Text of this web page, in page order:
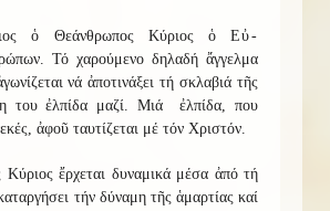
ὁ Θεάνθρωπος Κύριος ὁ Εὐ-
Τό χαρούμενο δηλαδή ἄγγελμα
νά ἀποτινάξει τή σκλαβιά τῆς
του ἐλπίδα μαζί. Μιά ἐλπίδα, που
ἀφοῦ ταυτίζεται μέ τόν Χριστόν.
ἔρχεται δυναμικά μέσα ἀπό τή
τήν δύναμη τῆς ἁμαρτίας καί